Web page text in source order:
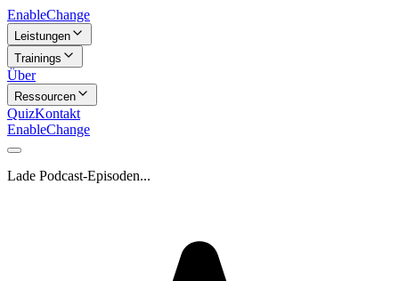
EnableChange
Leistungen
Trainings
Über
Ressourcen
QuizKontakt
EnableChange
Lade Podcast-Episoden...